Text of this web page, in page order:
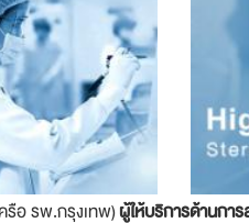
รือ รพ.กรุงเทพ)ผู้ให้บริการด้านกา